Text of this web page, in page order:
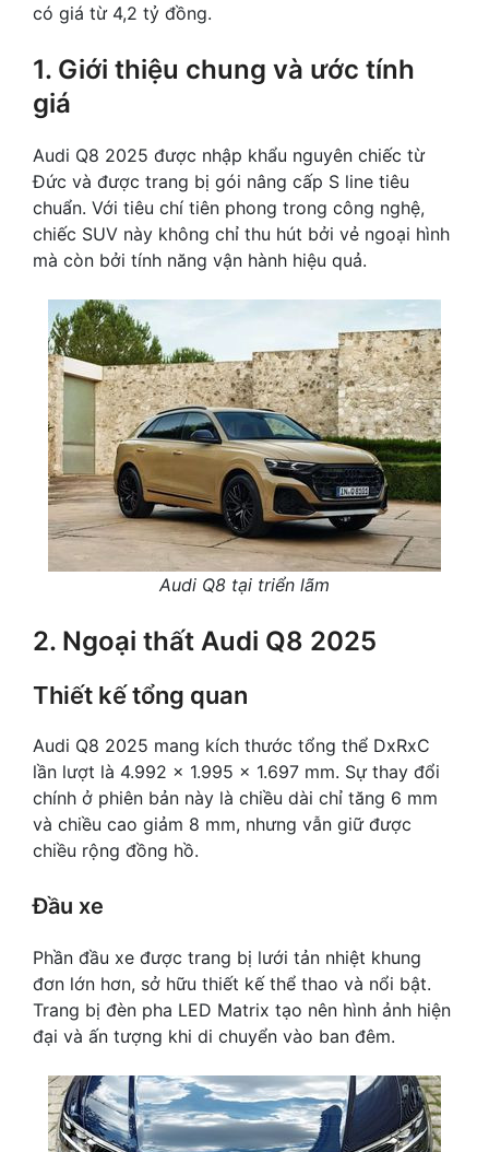
có giá từ 4,2 tỷ đồng.
1. Giới thiệu chung và ước tính
giá
Audi Q8 2025 được nhập khẩu nguyên chiếc từ
Đức và được trang bị gói nâng cấp S line tiêu
chuẩn. Với tiêu chí tiên phong trong công nghệ,
chiếc SUV này không chỉ thu hút bởi vẻ ngoại hình
mà còn bởi tính năng vận hành hiệu quả.
Audi Q8 tại triển lãm
2. Ngoại thất Audi Q8 2025
Thiết kế tổng quan
Audi Q8 2025 mang kích thước tổng thể DxRxC
lần lượt là 4.992 x 1.995 x 1.697 mm. Sự thay đổi
chính ở phiên bản này là chiều dài chỉ tăng 6 mm
và chiều cao giảm 8 mm, nhưng vẫn giữ được
chiều rộng đồng hồ.
Đầu xe
Phần đầu xe được trang bị lưới tản nhiệt khung
đơn lớn hơn, sở hữu thiết kế thể thao và nổi bật.
Trang bị đèn pha LED Matrix tạo nên hình ảnh hiện
đại và ấn tượng khi di chuyển vào ban đêm.